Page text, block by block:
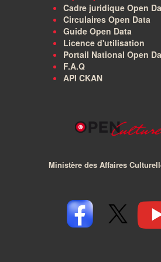
Cadre juridique Open
Circulaires Open Data
Guide Open Data
Licence d'utilisation
Portail National Open
F.A.Q
API CKAN
Ministère des Affaires